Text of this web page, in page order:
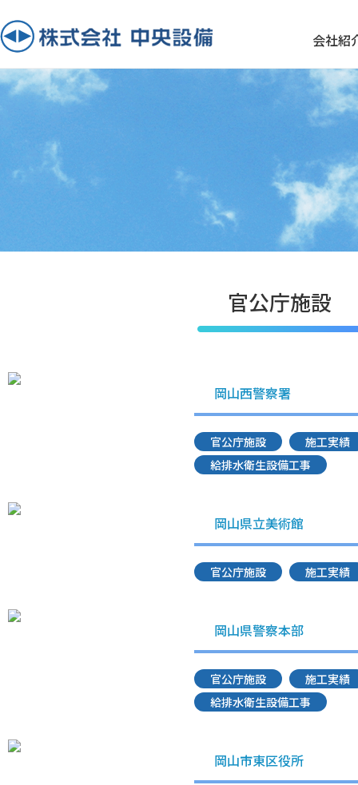
会社紹
官公庁施設
岡山西警察署
官公庁施設
施工実績
給排水衛生設備工事
岡山県立美術館
官公庁施設 施工実績
岡山県警察本部
官公庁施設
施工実績
給排水衛生設備工事
岡山市東区役所